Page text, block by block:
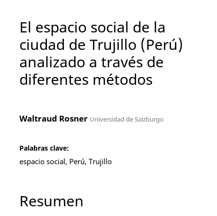
El espacio social de la
ciudad de Trujillo (Perú)
analizado a través de
diferentes métodos
Waltraud Rosner Universidad de Salzburgo
Palabras clave:
espacio social, Perú, Trujillo
Resumen